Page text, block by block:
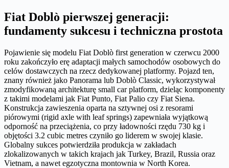
Fiat Doblò pierwszej generacji:
fundamenty sukcesu i techniczna prostota
Pojawienie się modelu Fiat Doblò first generation w czerwcu 2000
roku zakończyło erę adaptacji małych samochodów osobowych do
celów dostawczych na rzecz dedykowanej platformy. Pojazd ten,
znany również jako Panorama lub Doblò Classic, wykorzystywał
zmodyfikowaną architekturę small car platform, dzieląc komponenty
z takimi modelami jak Fiat Punto, Fiat Palio czy Fiat Siena.
Konstrukcja zawieszenia oparta na sztywnej osi z resorami
piórowymi (rigid axle with leaf springs) zapewniała wyjątkową
odporność na przeciążenia, co przy ładowności rzędu 730 kg i
objętości 3.2 cubic metres czyniło go liderem w swojej klasie.
Globalny sukces potwierdziła produkcja w zakładach
zlokalizowanych w takich krajach jak Turkey, Brazil, Russia oraz
Vietnam, a nawet egzotyczna montownia w North Korea.